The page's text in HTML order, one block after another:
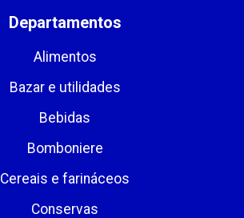
Departamentos
Alimentos
Bazar e utilidades
Bebidas
Bomboniere
Cereais e farináceos
Conservas